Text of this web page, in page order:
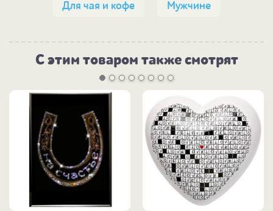
Для чая и кофе Мужчине
С этим товаром также смотрят